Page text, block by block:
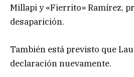
Millapi y «Fierrito» Ramírez,
desaparición.
También está previsto que
declaración nuevamente.